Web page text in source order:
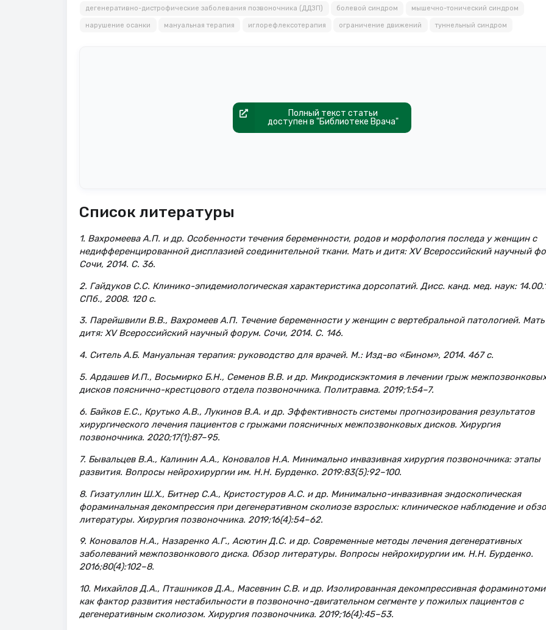
дегенеративно-дистрофические заболевания позвоночника (ДДЗП) болевой синдром мышечно-тонический синдром
нарушение осанки мануальная терапия иглорефлексотерапия ограничение движений туннельный синдром
Полный текст статьи
доступен в "Библиотеке Врача"
Список литературы
1. Вахромеева А.П. и др. Особенности течения беременности, родов и морфология последа у женщин с
недифференцированной дисплазией соединительной ткани. Мать и дитя: XV Всероссийский научный
Сочи, 2014. С. 36.
2. Гайдуков С.С. Клинико-эпидемиологическая характеристика дорсопатий. Дисс. канд. мед. наук:
СПб., 2008. 120 с.
3. Парейшвили В.В., Вахромеев А.П. Течение беременности у женщин с вертебральной патологией. Мать
дитя: XV Всероссийский научный форум. Сочи, 2014. С. 146.
4. Ситель А.Б. Мануальная терапия: руководство для врачей. М.: Изд-во «Бином», 2014. 467 с.
5. Ардашев И.П., Восьмирко Б.Н., Семенов В.В. и др. Микродискэктомия в лечении грыж
дисков пояснично-крестцового отдела позвоночника. Политравма. 2019;1:54–7.
6. Байков Е.С., Крутько А.В., Лукинов В.А. и др. Эффективность системы прогнозирования результатов
хирургического лечения пациентов с грыжами поясничных межпозвонковых дисков. Хирургия
позвоночника. 2020;17(1):87–95.
7. Бывальцев В.А., Калинин А.А., Коновалов Н.А. Минимально инвазивная хирургия позвоночника: этапы
развития. Вопросы нейрохирургии им. Н.Н. Бурденко. 2019:83(5):92–100.
8. Гизатуллин Ш.Х., Битнер С.А., Кристостуров А.С. и др. Минимально-инвазивная эндоскопическая
фораминальная декомпрессия при дегенеративном сколиозе взрослых: клиническое наблюдение и
литературы. Хирургия позвоночника. 2019;16(4):54–62.
9. Коновалов Н.А., Назаренко А.Г., Асютин Д.С. и др. Современные методы лечения дегенеративных
заболеваний межпозвонкового диска. Обзор литературы. Вопросы нейрохирургии им. Н.Н. Бурденко.
2016;80(4):102–8.
10. Михайлов Д.А., Пташников Д.А., Масевнин С.В. и др. Изолированная декомпрессивная
как фактор развития нестабильности в позвоночно-двигательном сегменте у пожилых пациентов с
дегенеративным сколиозом. Хирургия позвоночника. 2019;16(4):45–53.